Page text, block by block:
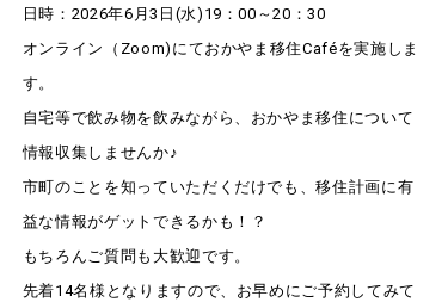
日時：2026年6月3日(水)19：00～20：30
オンライン（Zoom)にておかやま移住Caféを実施しま
す。
自宅等で飲み物を飲みながら、おかやま移住について
情報収集しませんか♪
市町のことを知っていただくだけでも、移住計画に有
益な情報がゲットできるかも！？
もちろんご質問も大歓迎です。
先着14名様となりますので、お早めにご予約してみて